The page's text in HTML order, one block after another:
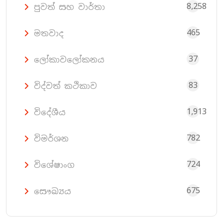
පුවත් සහ වාර්තා 8,258
මතවාද 465
ලෝකාවලෝකනය 37
විද්වත් කථිකාව 83
විදේශීය 1,913
විමර්ශන 782
විශේෂාංග 724
සෞඛ්‍යය 675